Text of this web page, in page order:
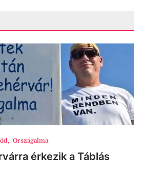
, Országalma
érkezik a Táblás